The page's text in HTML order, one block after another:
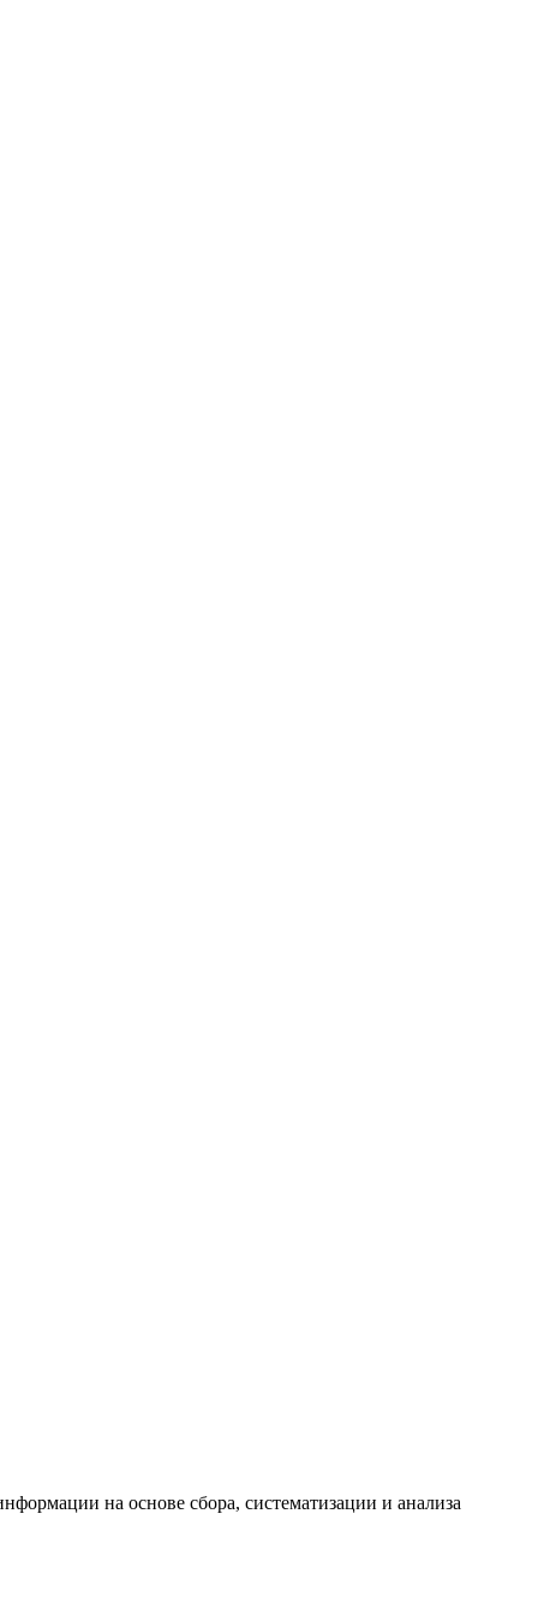
на основе сбора, систематизации и анализа